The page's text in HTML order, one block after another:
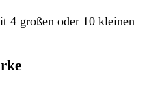
4 großen oder 10 kleinen